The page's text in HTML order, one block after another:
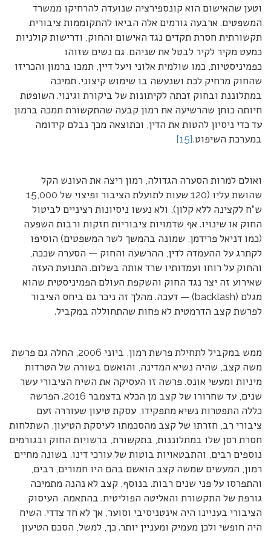
וטען שהאישום הוא קונספירציה שנועדה להרחיקו ממשרד
המשפטים. ארבעה גורמים אלה הביאו להתקוממות ציבורית
תקשורתית חסרת תקדים נגד האישום והחוק, ודרישות קולניות
כמעט מקיר לקיר לבטל את שניהם. גם נשים שזוהו
כפמיניסטיות, כמו שולמית אלוני ויעל דיין, תמכו ברמון והכריזו
שהחוק מרחיק לכת ושנעשה בו שימוש קיצוני. תמיכה
במתלוננת ובחוק זכתה לקיתונות של ביקורת וגינוי. השופטת
חיותה כוחן שהרשיעה את רמון קבעה שהתקשורת תמכה ברמון
עד כדי ניסיון להטות את הדין, וכתוצאה מכך נבלם קידומה
במערכת השיפוט.[15]
ואולם למרות הסערה הגדולה, רמון ריצה את העונש הקל
שהושת עליו (120 שעות לתועלת הציבור ופיצוי של 15,000
ש”ח לקצינה ללא קלון), ולא נעשו ניסיונות רציניים לביטול
החוק או שינויו. אף שדמויות ציבוריות חזקות ורבות השפעה
(כמו דניאל פרידמן, שמונה בהמשך לשר המשפטים) הוסיפו
לקתרג על ההעמדה לדין, ההרשעה והחוק — הסערה שככה,
והחוק על רוחו ועמדותיו שרד אותה בשלום. התנועת העזה
שאירוע זה יצר נגד החוק והשקפת העולם הפמיניסטית שהוא
מגלם (backlash) — דעכה. מהלך זה ניכר גם ביחס הציבור
לפרשת קצב הדרמטית לא פחות שהתחוללה במקביל.
ממש במקביל לתחילת פרשת רמון, ביוני 2006, החלה גם פרשת
משה קצב, שהיה נשיא המדינה, והואשם בשורה של הטרדות
מיניות ומעשי אונס. פרשה זו העסיקה את השיח הציבורי עשר
שנים, עד שחרורו של קצב מן הכלא בדצמבר 2016. הפרשה
כללה התפטרות נשיא מתפקידו, עסקת טיעון שעוררה זעם
ציבורי רב, חזרתו של קצב מהסכמתו לעיסקת הטיעון, השתלחות
חסרת רסן שלו במתלוננות, בתקשורת, ברשויות החוק ובגורמים
נוספים רבים, והתבטאויות בוטות של עורכי דינו. בשונה מחיים
רמון, המעשים שמשה קצב הואשם בהם היו חמורים, רבים,
והתפרסו על פני שנים רבות. בנוסף, קצב לא נהנה מתמיכה
גורפת של התקשורת והאליטה הפוליטית. בהתאמה, העיסוק
הציבורי בעניינו היה אינטניסיבי וסוער, אך לא חד צדדי. השיח
היה חופשי ולכן מעמיק ומעניין יותר. כך, למשל, הסכם הטיעון